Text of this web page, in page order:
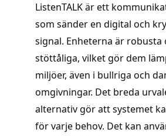
ListenTALK är ett
som sänder en digital och
signal. Enheterna är robusta
stöttåliga, vilket gör dem
miljöer, även i bullriga och
omgivningar. Det breda
alternativ gör att systemet
för varje behov. Det kan